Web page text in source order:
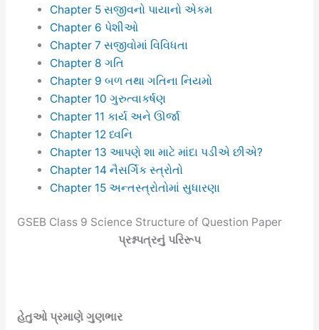
Chapter 5 સજીવનો પાયાનો એકમ
Chapter 6 પેશીઓ
Chapter 7 સજીવોમાં વિવિધતા
Chapter 8 ગતિ
Chapter 9 બળ તથા ગતિના નિયમો
Chapter 10 ગુરુત્વાકર્ષણ
Chapter 11 કાર્ય અને ઊર્જા
Chapter 12 ધ્વનિ
Chapter 13 આપણે શા માટે માંદા પડીએ છીએ?
Chapter 14 નૈસર્ગિક સ્ત્રોતો
Chapter 15 અન્તસ્ત્રોતોમાં સુધારણા
GSEB Class 9 Science Structure of Question Paper
પ્રશ્નપત્રનું પરિરૂપ
હેતુઓ પ્રમાણે ગુણભાર